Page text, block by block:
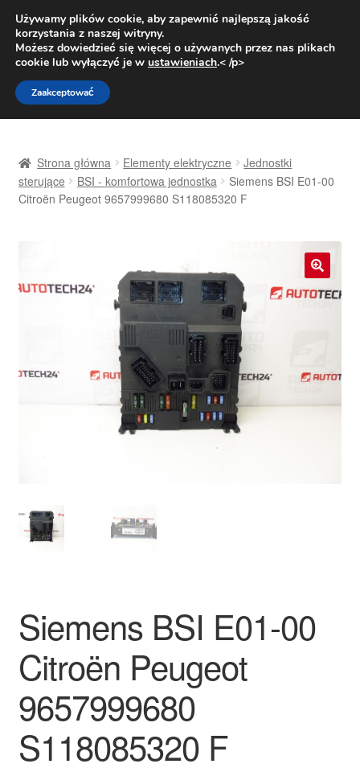
DOSTAWA od 31 zł
Pn.-pt. 9:00-16:00800 003 167
Przejdź
do
nawigacji
Przejdź
do
treści
Dostawa
Polityka prywatności
Skarga
Zasady i warunki
Strona główna Elementy elektryczne
Jednostki
sterujące
BSI - komfortowa jednostka
Siemens BSI E01-00
Citroën Peugeot 9657999680 S118085320 F
🔍
Siemens BSI E01-00
Citroën Peugeot
9657999680
S118085320 F
Używamy plików cookie, aby zapewnić najlepszą jakość
korzystania z naszej witryny.
Możesz dowiedzieć się więcej o używanych przez nas plikach
cookie lub wyłączyć je w ustawieniach.< /p>
Zaakceptować